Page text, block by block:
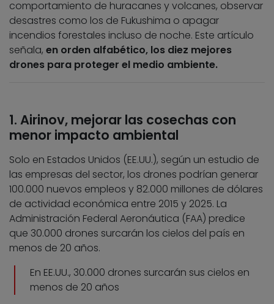
comportamiento de huracanes y volcanes, observar
desastres como los de Fukushima o apagar
incendios forestales incluso de noche. Este artículo
señala, en orden alfabético, los diez mejores
drones para proteger el medio ambiente.
1. Airinov, mejorar las cosechas con
menor impacto ambiental
Solo en Estados Unidos (EE.UU.), según un estudio de
las empresas del sector, los drones podrían generar
100.000 nuevos empleos y 82.000 millones de dólares
de actividad económica entre 2015 y 2025. La
Administración Federal Aeronáutica (FAA) predice
que 30.000 drones surcarán los cielos del país en
menos de 20 años.
En EE.UU., 30.000 drones surcarán sus cielos en
menos de 20 años